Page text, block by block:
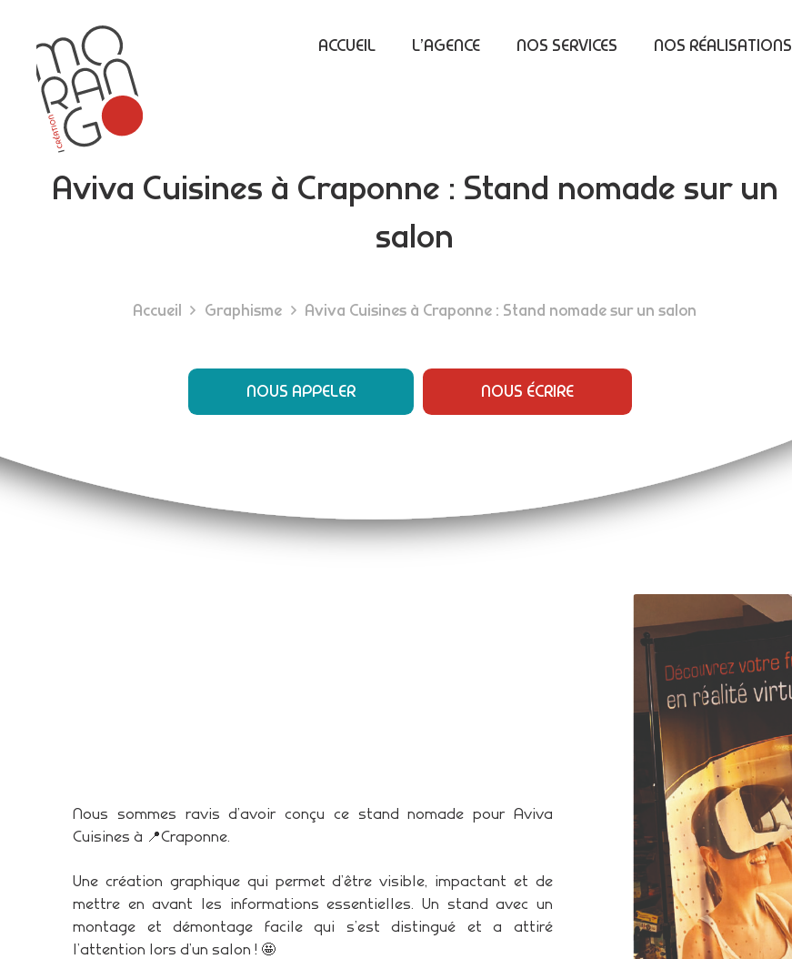
ACCUEIL L’AGENCE NOS SERVICES NOS RÉALISATIONS
Aviva Cuisines à Craponne : Stand nomade sur un
salon
Accueil Graphisme Aviva Cuisines à Craponne : Stand nomade sur un salon
NOUS APPELER NOUS ÉCRIRE
Nous sommes ravis d’avoir conçu ce stand nomade pour Aviva
Cuisines à 📍Craponne.
Une création graphique qui permet d’être visible, impactant et de
mettre en avant les informations essentielles. Un stand avec un
montage et démontage facile qui s’est distingué et a attiré
l’attention lors d’un salon ! 🤩